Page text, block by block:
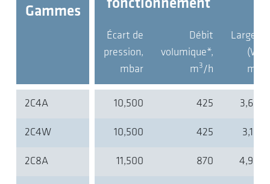
Gammes
fonctionnement
Écart de
pression,
mbar
Débit
volumique*,
m3/h
Largeur
(W),
mm
2C4A 10,500 425 3,600
2C4W 10,500 425 3,100
2C8A 11,500 870 4,900